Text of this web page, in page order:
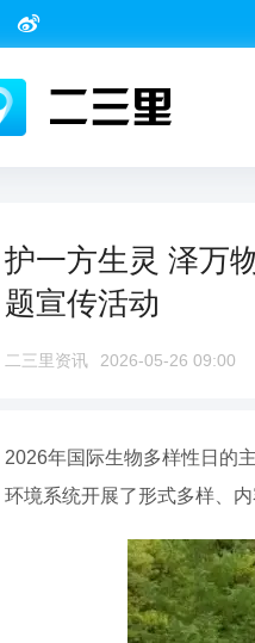
护一方生灵 泽万
题宣传活动
二三里资讯 2026-05-26 09:00
2026年国际生物多样性日的
环境系统开展了形式多样、